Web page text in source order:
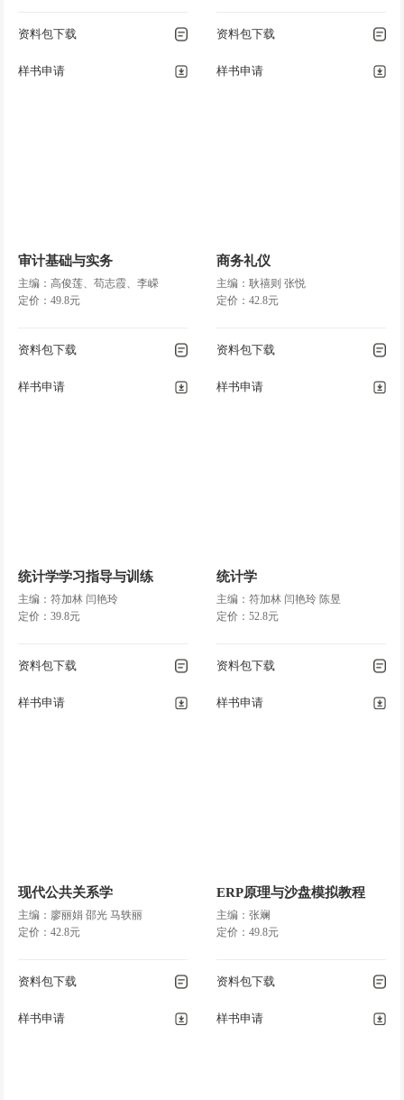
资料包下载
样书申请
资料包下载
样书申请
审计基础与实务
主编：高俊莲、苟志霞、李嵘
定价：49.8元
资料包下载
样书申请
商务礼仪
主编：耿禧则 张悦
定价：42.8元
资料包下载
样书申请
统计学学习指导与训练
主编：符加林 闫艳玲
定价：39.8元
资料包下载
样书申请
统计学
主编：符加林 闫艳玲 陈昱
定价：52.8元
资料包下载
样书申请
现代公共关系学
主编：廖丽娟 邵光 马轶丽
定价：42.8元
资料包下载
样书申请
ERP原理与沙盘模拟教程
主编：张斓
定价：49.8元
资料包下载
样书申请